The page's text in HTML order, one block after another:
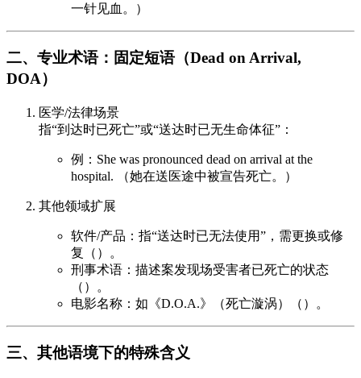
一针见血。）
二、专业术语：固定短语（Dead on Arrival,
DOA）
医学/法律场景
指“到达时已死亡”或“送达时已无生命体征”：
例：She was pronounced dead on arrival at the
hospital. （她在送医途中被宣告死亡。）
其他领域扩展
软件/产品：指“送达时已无法使用”，需更换或修
复（）。
刑事术语：描述案发现场受害者已死亡的状态
（）。
电影名称：如《D.O.A.》（死亡漩涡）（）。
三、其他语境下的特殊含义